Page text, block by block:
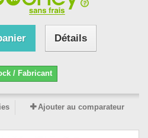
Détails
/ Fabricant
Ajouter au comparateur